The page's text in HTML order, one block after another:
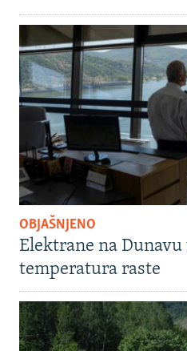
OBJAŠNJENO
Elektrane na
temperatura raste